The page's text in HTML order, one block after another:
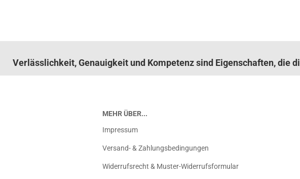
Verlässlichkeit, Genauigkeit und Kompetenz sind Eigenschaften, die
MEHR ÜBER...
Impressum
Versand- & Zahlungsbedingungen
Widerrufsrecht & Muster-Widerrufsformular